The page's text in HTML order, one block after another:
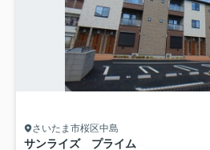
さいたま市桜区中島
サンライズ プライム